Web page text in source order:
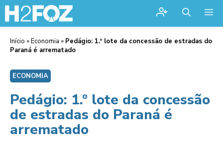
Início »Economia » Pedágio: 1.º lote da concessão de estradas do
Paraná é arrematado
ECONOMIA
Pedágio: 1.º lote da concessão
de estradas do Paraná é
arrematado